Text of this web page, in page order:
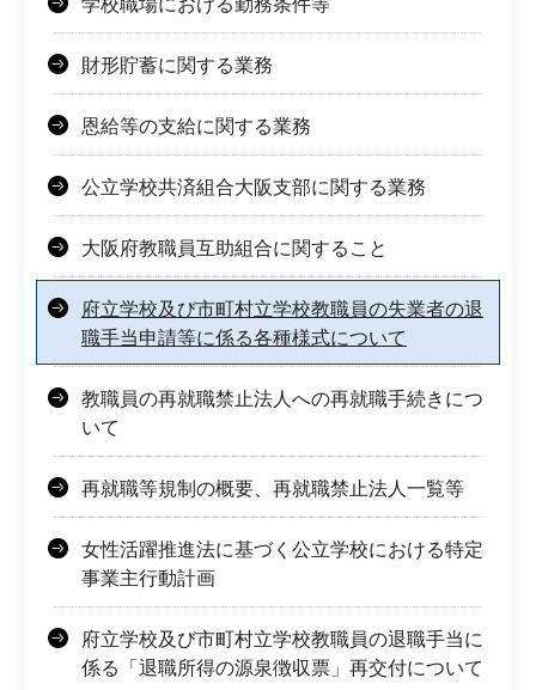
学校職場における勤務条件等
財形貯蓄に関する業務
恩給等の支給に関する業務
公立学校共済組合大阪支部に関する業務
大阪府教職員互助組合に関すること
府立学校及び市町村立学校教職員の失業者の退
職手当申請等に係る各種様式について
教職員の再就職禁止法人への再就職手続きにつ
いて
再就職等規制の概要、再就職禁止法人一覧等
女性活躍推進法に基づく公立学校における特定
事業主行動計画
府立学校及び市町村立学校教職員の退職手当に
係る「退職所得の源泉徴収票」再交付について